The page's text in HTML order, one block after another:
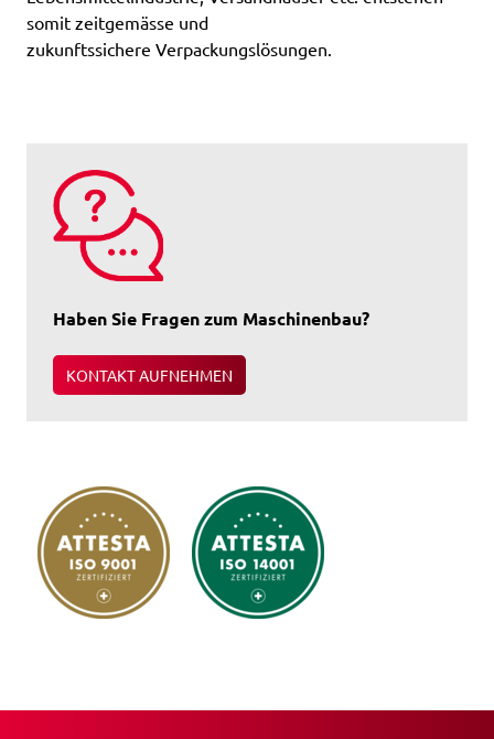
somit zeitgemässe und
zukunftssichere Verpackungslösungen.
Haben Sie Fragen zum Maschinenbau?
KONTAKT AUFNEHMEN